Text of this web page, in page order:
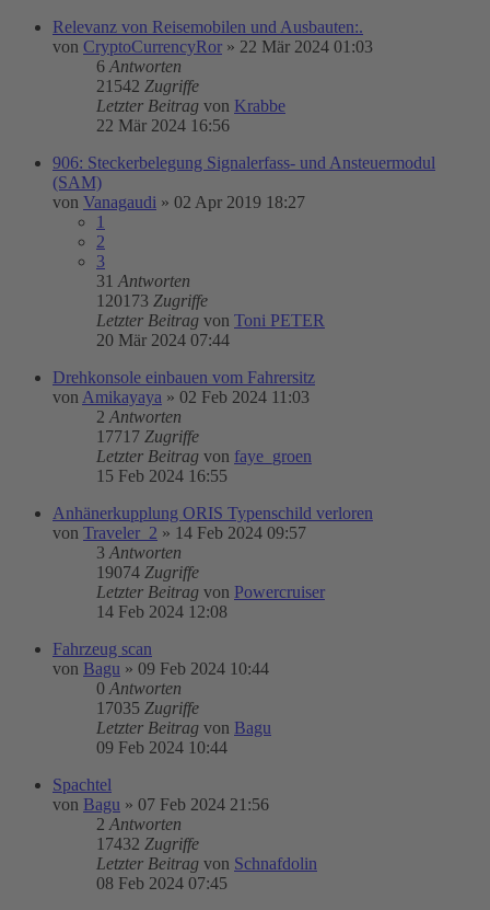
Relevanz von Reisemobilen und Ausbauten:.
von CryptoCurrencyRor » 22 Mär 2024 01:03
6 Antworten
21542 Zugriffe
Letzter Beitrag von Krabbe
22 Mär 2024 16:56
906: Steckerbelegung Signalerfass- und Ansteuermodul
(SAM)
von Vanagaudi » 02 Apr 2019 18:27
1
2
3
31 Antworten
120173 Zugriffe
Letzter Beitrag von Toni PETER
20 Mär 2024 07:44
Drehkonsole einbauen vom Fahrersitz
von Amikayaya » 02 Feb 2024 11:03
2 Antworten
17717 Zugriffe
Letzter Beitrag von faye_groen
15 Feb 2024 16:55
Anhänerkupplung ORIS Typenschild verloren
von Traveler_2 » 14 Feb 2024 09:57
3 Antworten
19074 Zugriffe
Letzter Beitrag von Powercruiser
14 Feb 2024 12:08
Fahrzeug scan
von Bagu » 09 Feb 2024 10:44
0 Antworten
17035 Zugriffe
Letzter Beitrag von Bagu
09 Feb 2024 10:44
Spachtel
von Bagu » 07 Feb 2024 21:56
2 Antworten
17432 Zugriffe
Letzter Beitrag von Schnafdolin
08 Feb 2024 07:45